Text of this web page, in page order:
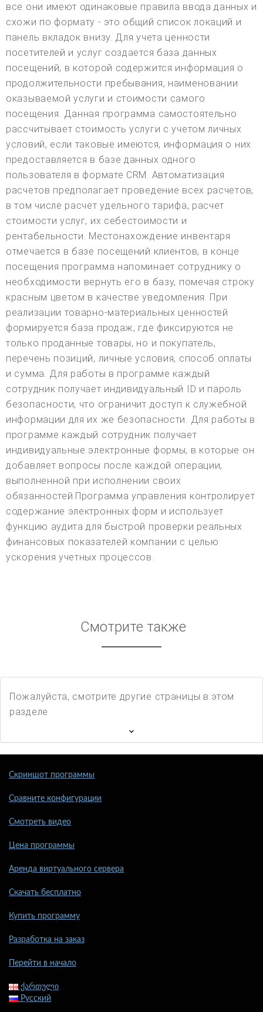
все они имеют одинаковые правила ввода данных и
схожи по формату - это общий список локаций и
панель вкладок внизу. Для учета ценности
посетителей и услуг создается база данных
посещений, в которой содержится информация о
продолжительности пребывания, наименовании
оказываемой услуги и стоимости самого
посещения. Данная программа самостоятельно
рассчитывает стоимость услуги с учетом личных
условий, если таковые имеются, информация о них
предоставляется в базе данных одного
пользователя в формате CRM. Автоматизация
расчетов предполагает проведение всех расчетов,
в том числе расчет удельного тарифа, расчет
стоимости услуг, их себестоимости и
рентабельности. Местонахождение инвентаря
отмечается в базе посещений клиентов, в конце
посещения программа напоминает сотруднику о
необходимости вернуть его в базу, помечая строку
красным цветом в качестве уведомления. При
реализации товарно-материальных ценностей
формируется база продаж, где фиксируются не
только проданные товары, но и покупатель,
перечень позиций, личные условия, способ оплаты
и сумма. Для работы в программе каждый
сотрудник получает индивидуальный ID и пароль
безопасности, что ограничит доступ к служебной
информации для их же безопасности. Для работы в
программе каждый сотрудник получает
индивидуальные электронные формы, в которые он
добавляет вопросы после каждой операции,
выполненной при исполнении своих
обязанностей.Программа управления контролирует
содержание электронных форм и использует
функцию аудита для быстрой проверки реальных
финансовых показателей компании с целью
ускорения учетных процессов.
Смотрите также
Пожалуйста, смотрите другие страницы в этом
разделе
Скриншот программы
Сравните конфигурации
Смотреть видео
Цена программы
Аренда виртуального сервера
Скачать бесплатно
Купить программу
Разработка на заказ
Перейти в начало
ქართული
Русский